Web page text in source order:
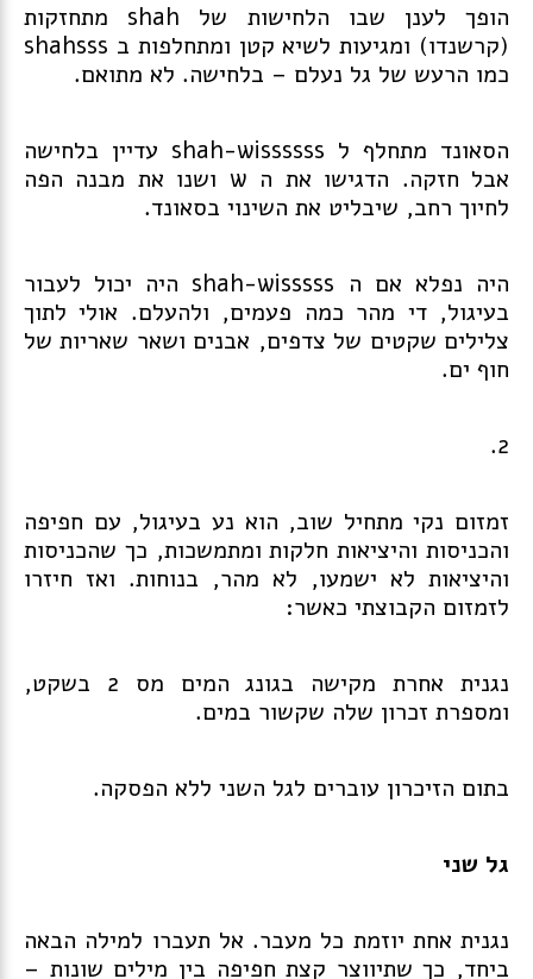
הופך לענן שבו הלחישות של shah מתחזקות
(קרשנדו) ומגיעות לשיא קטן ומתחלפות ב shahsss
כמו הרעש של גל נעלם – בלחישה. לא מתואם.
הסאונד מתחלף ל shah-wissssss עדיין בלחישה
אבל חזקה. הדגישו את ה w ושנו את מבנה הפה
לחיוך רחב, שיבליט את השינוי בסאונד.
היה נפלא אם ה shah-wisssss היה יכול לעבור
בעיגול, די מהר כמה פעמים, ולהעלם. אולי לתוך
צלילים שקטים של צדפים, אבנים ושאר שאריות של
חוף ים.
2.
זמזום נקי מתחיל שוב, הוא נע בעיגול, עם חפיפה
והכניסות והיציאות חלקות ומתמשכות, כך שהכניסות
והיציאות לא ישמעו, לא מהר, בנוחות. ואז חיזרו
לזמזום הקבוצתי כאשר:
נגנית אחרת מקישה בגונג המים מס 2 בשקט,
ומספרת זכרון שלה שקשור במים.
בתום הזיכרון עוברים לגל השני ללא הפסקה.
גל שני
נגנית אחת יוזמת כל מעבר. אל תעברו למילה הבאה
ביחד, כך שתיווצר קצת חפיפה בין מילים שונות –